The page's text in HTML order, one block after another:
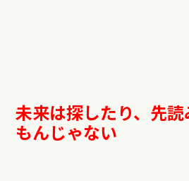
未来は探したり、先
もんじゃない